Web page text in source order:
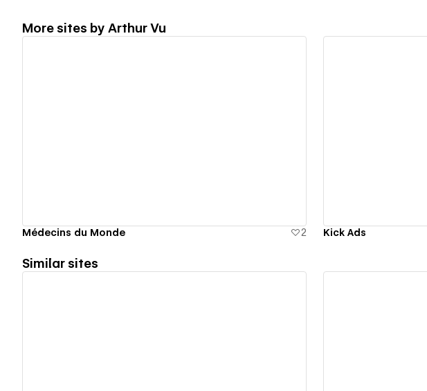
More sites by Arthur Vu
Médecins du Monde 2 Kick Ads
Similar sites